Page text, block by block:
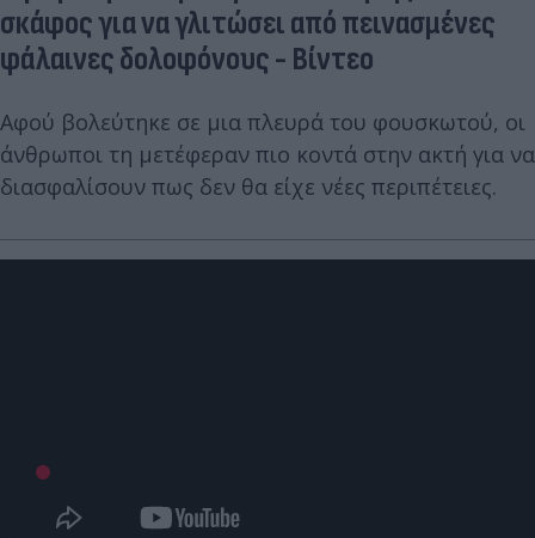
σκάφος για να γλιτώσει από πεινασμένες
φάλαινες δολοφόνους - Βίντεο
Αφού βολεύτηκε σε μια πλευρά του φουσκωτού, οι
άνθρωποι τη μετέφεραν πιο κοντά στην ακτή για να
διασφαλίσουν πως δεν θα είχε νέες περιπέτειες.